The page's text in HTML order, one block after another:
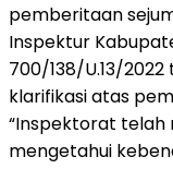
pemberitaan
Inspektur
700/138/U.13/
klarifikasi atas
“Inspektorat telah
mengetahui